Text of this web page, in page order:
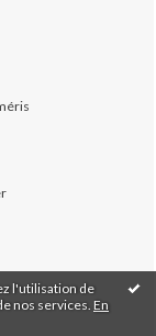
l'utilisation de
nos services. En